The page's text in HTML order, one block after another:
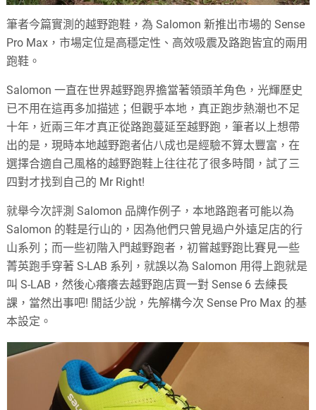
筆者今篇實測的越野跑鞋，為 Salomon 新推出市場的 Sense
Pro Max，市場定位是高穩定性、高效吸震及路跑皆宜的兩用
跑鞋。
Salomon 一直在世界越野跑界擔當著領頭羊角色，光輝歷史
已不用在這再多加描述；但觀乎本地，真正跑步熱潮也不足
十年，近兩三年才真正從路跑蔓延至越野跑，筆者以上想帶
出的是，現時本地越野跑者佔八成也是經驗不算太豐富，在
選擇合適自己風格的越野跑鞋上往往花了很多時間，試了三
四對才找到自己的 Mr Right!
就舉今次評測 Salomon 品牌作例子，本地路跑者可能以為
Salomon 的鞋是行山的，因為他們只曾見過户外遠足店的行
山系列；而一些初階入門越野跑者，初嘗越野跑比賽見一些
菁英跑手穿著 S-LAB 系列，就誤以為 Salomon 用得上跑就是
叫 S-LAB，然後心癢癢去越野跑店買一對 Sense 6 去練長
課，當然出事吧! 閒話少說，先解構今次 Sense Pro Max 的基
本設定。